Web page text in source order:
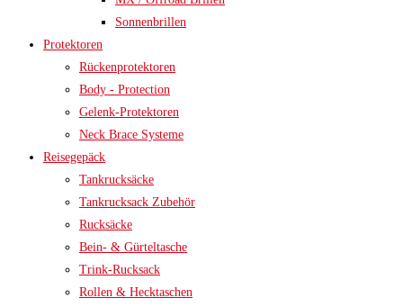
Sonnenbrillen
Protektoren
Rückenprotektoren
Body - Protection
Gelenk-Protektoren
Neck Brace Systeme
Reisegepäck
Tankrucksäcke
Tankrucksack Zubehör
Rucksäcke
Bein- & Gürteltasche
Trink-Rucksack
Rollen & Hecktaschen